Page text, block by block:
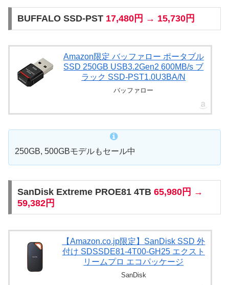
BUFFALO ‎SSD-PST 17,480円 → 15,730円
Amazon限定 バッファロー ポータブル
SSD 250GB USB3.2Gen2 600MB/s ブ
ラック SSD-PST1.0U3BA/N
バッファロー
250GB, 500GBモデルもセール中
SanDisk Extreme PROE81 4TB 65,980円 →
59,382円
【Amazon.co.jp限定】SanDisk SSD 外
付け SDSSDE81-4T00-GH25 エクスト
リームプロ エコパッケージ
SanDisk